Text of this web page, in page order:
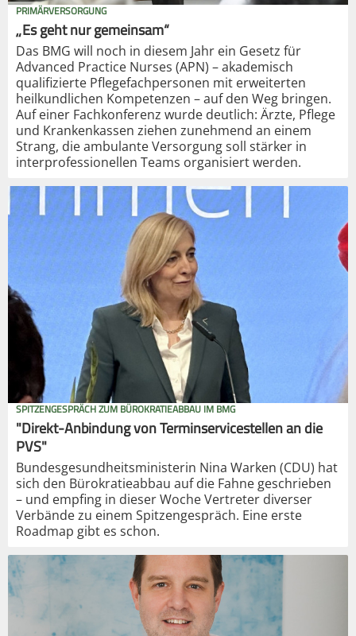
PRIMÄRVERSORGUNG
„Es geht nur gemeinsam“
Das BMG will noch in diesem Jahr ein Gesetz für
Advanced Practice Nurses (APN) – akademisch
qualifizierte Pflegefachpersonen mit erweiterten
heilkundlichen Kompetenzen – auf den Weg bringen.
Auf einer Fachkonferenz wurde deutlich: Ärzte, Pflege
und Krankenkassen ziehen zunehmend an einem
Strang, die ambulante Versorgung soll stärker in
interprofessionellen Teams organisiert werden.
SPITZENGESPRÄCH ZUM BÜROKRATIEABBAU IM BMG
"Direkt-Anbindung von Terminservicestellen an die
PVS"
Bundesgesundheitsministerin Nina Warken (CDU) hat
sich den Bürokratieabbau auf die Fahne geschrieben
– und empfing in dieser Woche Vertreter diverser
Verbände zu einem Spitzengespräch. Eine erste
Roadmap gibt es schon.